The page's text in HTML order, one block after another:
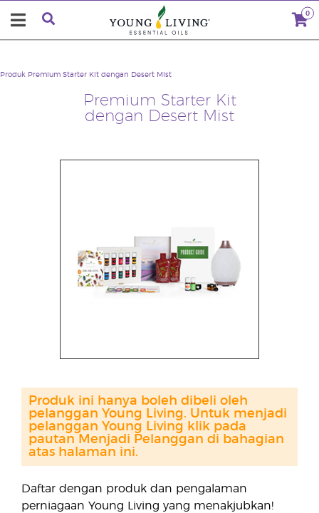
0
Premium Starter Kit
dengan Desert Mist
Produk Premium Starter Kit dengan Desert Mist
Daftar dengan produk dan pengalaman
perniagaan Young Living yang menakjubkan!
Produk ini hanya boleh dibeli oleh
pelanggan Young Living. Untuk menjadi
pelanggan Young Living klik pada
pautan Menjadi Pelanggan di bahagian
atas halaman ini.